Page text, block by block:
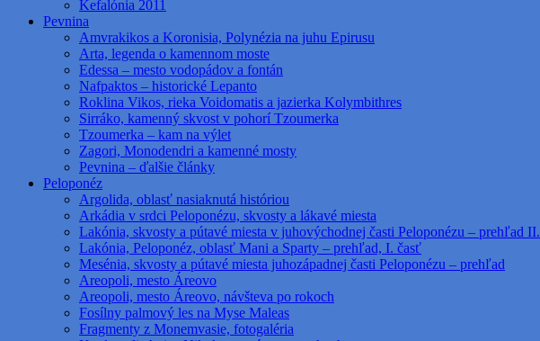
Kefalónia 2011
Pevnina
Amvrakikos a Koronisia, Polynézia na juhu Epirusu
Arta, legenda o kamennom moste
Edessa – mesto vodopádov a fontán
Nafpaktos – historické Lepanto
Roklina Vikos, rieka Voidomatis a jazierka Kolymbithres
Sirráko, kamenný skvost v pohorí Tzoumerka
Tzoumerka – kam na výlet
Zagori, Monodendri a kamenné mosty
Pevnina – ďalšie články
Peloponéz
Argolida, oblasť nasiaknutá históriou
Arkádia v srdci Peloponézu, skvosty a lákavé miesta
Lakónia, skvosty a pútavé miesta v juhovýchodnej časti Peloponézu – prehľad II.
Lakónia, Peloponéz, oblasť Mani a Sparty – prehľad, I. časť
Mesénia, skvosty a pútavé miesta juhozápadnej časti Peloponézu – prehľad
Areopoli, mesto Áreovo
Areopoli, mesto Áreovo, návšteva po rokoch
Fosílny palmový les na Myse Maleas
Fragmenty z Monemvasie, fotogaléria